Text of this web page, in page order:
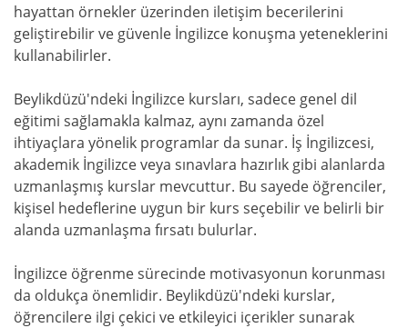
hayattan örnekler üzerinden iletişim becerilerini
geliştirebilir ve güvenle İngilizce konuşma yeteneklerini
kullanabilirler.
Beylikdüzü'ndeki İngilizce kursları, sadece genel dil
eğitimi sağlamakla kalmaz, aynı zamanda özel
ihtiyaçlara yönelik programlar da sunar. İş İngilizcesi,
akademik İngilizce veya sınavlara hazırlık gibi alanlarda
uzmanlaşmış kurslar mevcuttur. Bu sayede öğrenciler,
kişisel hedeflerine uygun bir kurs seçebilir ve belirli bir
alanda uzmanlaşma fırsatı bulurlar.
İngilizce öğrenme sürecinde motivasyonun korunması
da oldukça önemlidir. Beylikdüzü'ndeki kurslar,
öğrencilere ilgi çekici ve etkileyici içerikler sunarak